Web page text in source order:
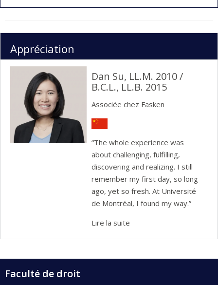
Appréciation
Dan Su, LL.M. 2010 /
B.C.L., LL.B. 2015
Associée chez Fasken
“The whole experience was
about challenging, fulfilling,
discovering and realizing. I still
remember my first day, so long
ago, yet so fresh. At Université
de Montréal, I found my way.”
Lire la suite
Faculté de droit